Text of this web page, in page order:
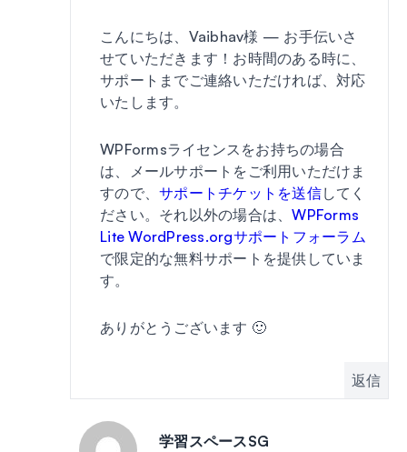
こんにちは、Vaibhav様 — お手伝いさ
せていただきます！お時間のある時に、
サポートまでご連絡いただければ、対応
いたします。
WPFormsライセンスをお持ちの場合
は、メールサポートをご利用いただけま
すので、 サポートチケットを送信してく
ださい。それ以外の場合は、WPForms
Lite WordPress.orgサポートフォーラム
で限定的な無料サポートを提供していま
す。
ありがとうございます 🙂
返信
学習スペースSG